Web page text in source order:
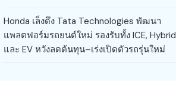
Honda เล็งดึง Tata Technologies พัฒนา
แพลตฟอร์มรถยนต์ใหม่ รองรับทั้ง ICE, Hybrid
และ EV หวังลดต้นทุน–เร่งเปิดตัวรถรุ่นใหม่